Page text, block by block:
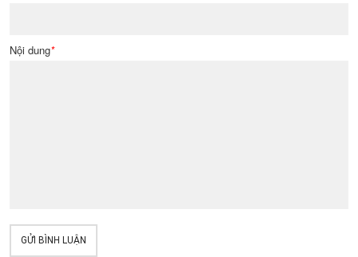
Nội dung*
GỬI BÌNH LUẬN